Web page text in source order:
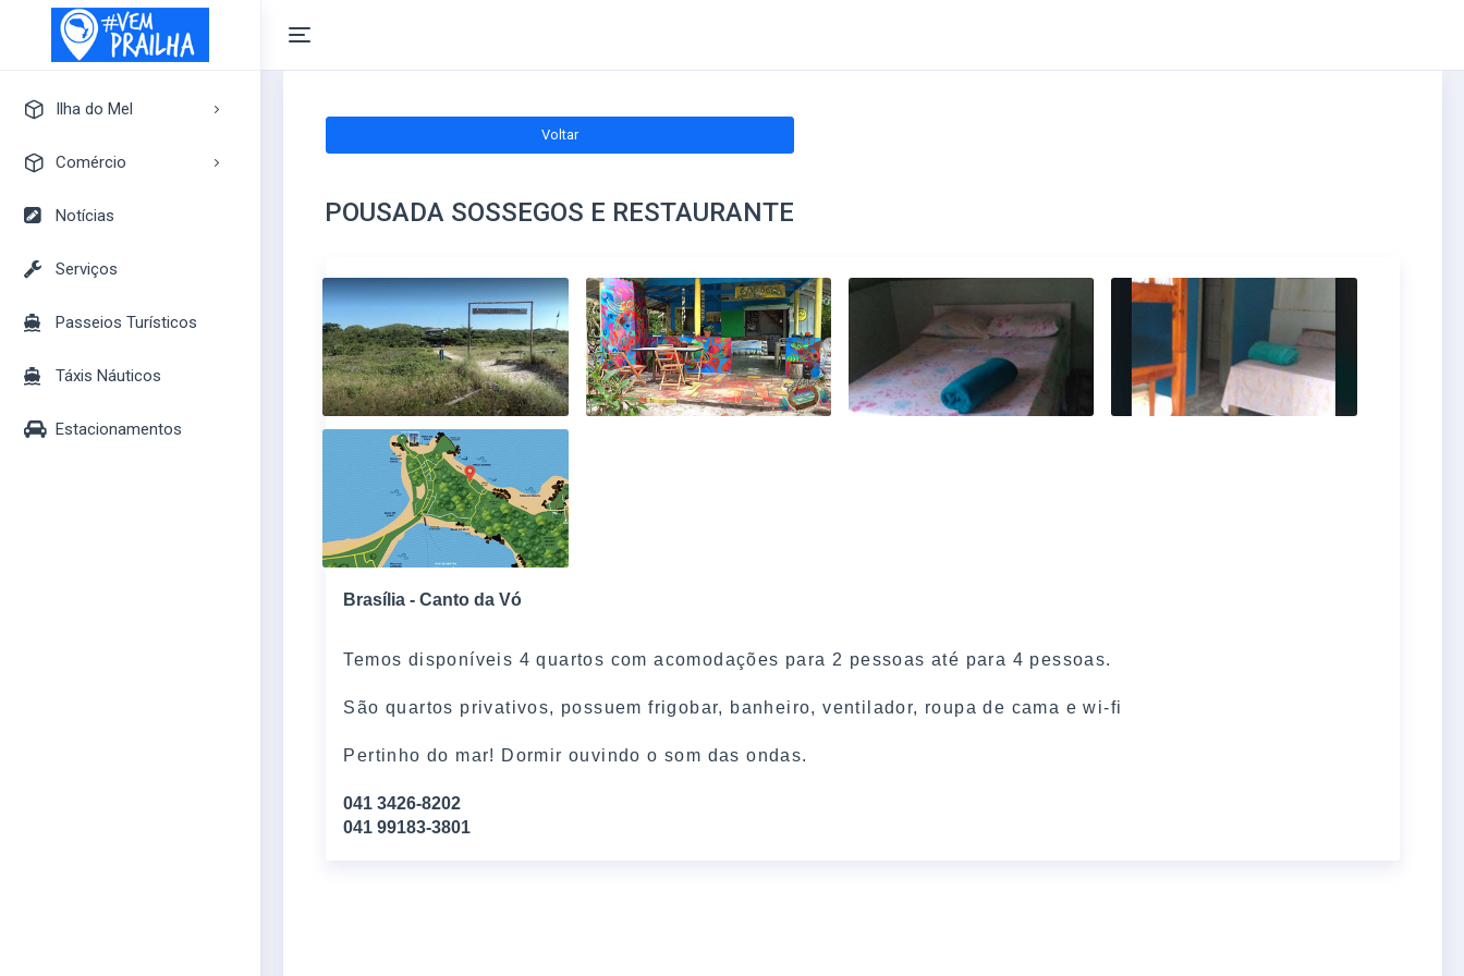
Ilha do Mel
A Ilha do Mel
Comércio
Pousadas
Casas
Mercados
Notícias
Serviços
Passeios Turísticos
Táxis Náuticos
Estacionamentos
Voltar
POUSADA SOSSEGOS E RESTAURANTE
Brasília - Canto da Vó
Temos disponíveis 4 quartos com acomodações para 2 pessoas até para 4 pessoas.
São quartos privativos, possuem frigobar, banheiro, ventilador, roupa de cama e wi-fi
Pertinho do mar! Dormir ouvindo o som das ondas.
041 3426-8202
041 99183-3801